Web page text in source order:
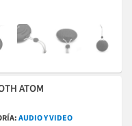
ATOM
AUDIO Y VIDEO